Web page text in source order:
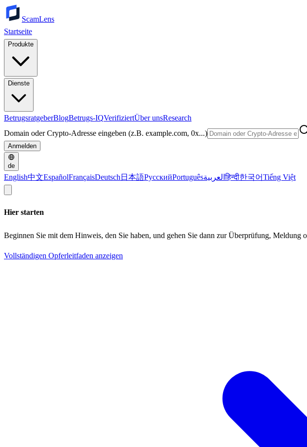
ScamLens
Startseite
Produkte
Dienste
BetrugsratgeberBlogBetrugs-IQVerifiziertÜber unsResearch
Domain oder Crypto-Adresse eingeben (z.B. example.com, 0x...)
Anmelden
de
English中文EspañolFrançaisDeutsch 日本語РусскийPortuguêsالعربيةहिन्दी한국어Tiếng Việt
Hier starten
Beginnen Sie mit dem Hinweis, den Sie haben, und gehen Sie dann zur Überprüfung, Meldung
Vollständigen Opferleitfaden anzeigen